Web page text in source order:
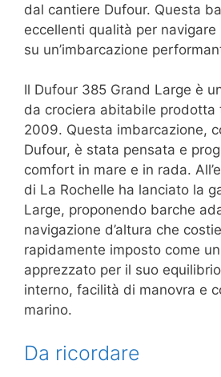
dal cantiere Dufour. Questa
eccellenti qualità per
su un’imbarcazione
Il Dufour 385 Grand Large è
da crociera abitabile prodotta
2009. Questa imbarcazione,
Dufour, è stata pensata e
comfort in mare e in rada.
di La Rochelle ha lanciato la
Large, proponendo barche
navigazione d’altura che
rapidamente imposto come
apprezzato per il suo
interno, facilità di manovra e
marino.
Da ricordare